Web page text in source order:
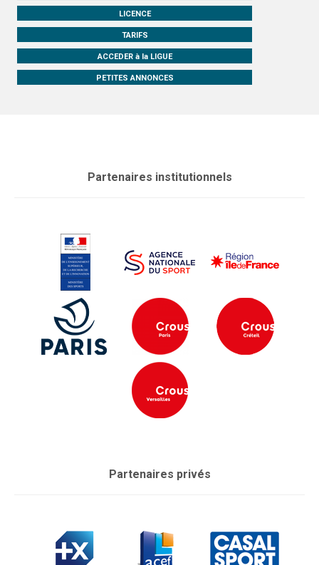
LICENCE
TARIFS
ACCEDER à la LIGUE
PETITES ANNONCES
Partenaires institutionnels
Partenaires privés